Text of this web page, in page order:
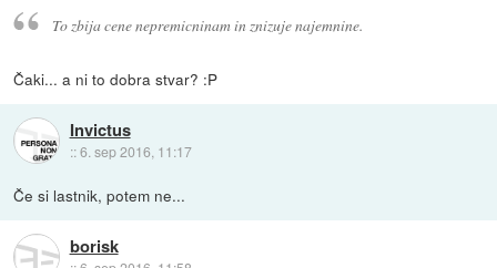
To zbija cene nepremicninam in znizuje najemnine.
Čaki... a ni to dobra stvar? :P
Invictus
::6. sep 2016, 11:17
Če si lastnik, potem ne...
borisk